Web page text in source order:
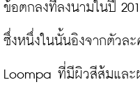
ข้อตกลงที่ลงนามในปี
ซึ่งหนึ่งในนั้นอิงจากตัวล
Loompa ที่มีผิวสีส้มและ